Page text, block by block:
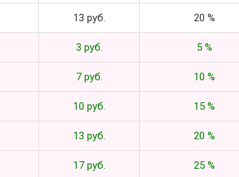
13 руб. 20 %
3 руб. 5 %
7 руб. 10 %
10 руб. 15 %
13 руб. 20 %
17 руб. 25 %